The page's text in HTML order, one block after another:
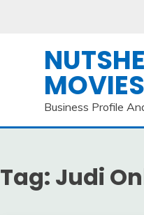
MOVIES
Business Profile
Tag: Judi